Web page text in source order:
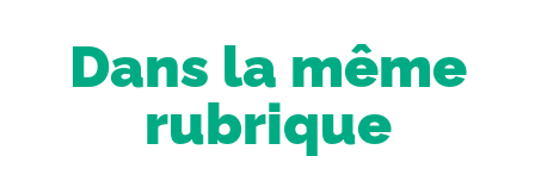
Dans la même
rubrique